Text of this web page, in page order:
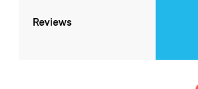
Reviews